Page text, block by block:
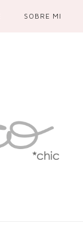
SOBRE MI